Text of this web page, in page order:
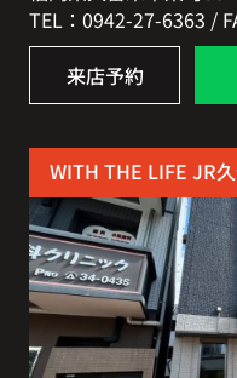
TEL：0942-27-6363 /
来店予約
WITH THE LIFE JR